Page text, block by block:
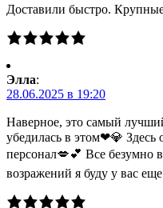
Доставили быстро.
Элла:
28.06.2025 в 19:20
Наверное, это самый
убедилась в этом❤💎
персонал💋💕 Все безумно
возражений я буду у вас